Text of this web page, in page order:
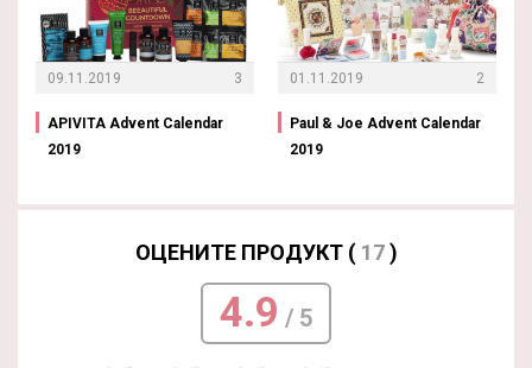
09.11.2019 3
APIVITA Advent Calendar
2019
01.11.2019 2
Paul & Joe Advent Calendar
2019
ОЦЕНИТЕ ПРОДУКТ ( 17)
4.9 / 5